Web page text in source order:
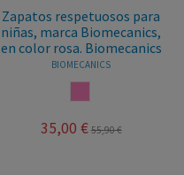
Zapatos respetuosos para
niñas, marca Biomecanics,
en color rosa. Biomecanics
BIOMECANICS
35,00 € 55,90 €